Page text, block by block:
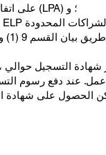
على اتفاقية شراكة محدودة الشكل قصيرة (LPA) ؛ و